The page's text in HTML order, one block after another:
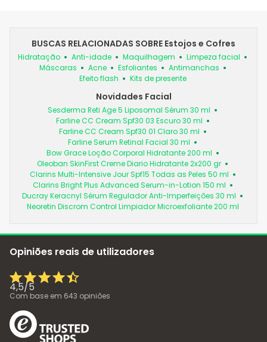
BUSCAS RELACIONADAS SOBRE Estojos e Cofres
Hidratação Anti-idade Maquilhagem
Limpeza facial
Máscaras
Acne Esfoliantes
Antimanchas
Efeito flash
Kits de presente
Novidades Facial
Sesderma Reti Age 5 Liposomal Sérum 30 ml
Farline CC Cream Spf30 03 Escuro 30 ml
Farline CC Cream Spf30 01 Claro 30 ml
Farline Serum Retinal Facial 30 ml
Bow Grace Loção Corporal Hidratante 200 ml
Oleoban SkinFirst Creme Diario Hidratante 2x200 gr
Clarins Multi-Intensive Jour Spf15 Todas as Peles 50 ml
Clarins Bright Plus Advanced Serum-in-Lotion 150 ml
Ducray Keracnyl Sérum Regulador Anti-Imperfeições 30 ml
Neoretin Discrom Control Limpiador Microexfoliante 200 ml
Opiniões reais de utilizadores
4,5/5
Com base em 643 opiniões